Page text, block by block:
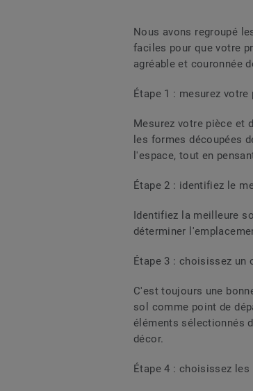
Nous avons regroupé
faciles pour que votre
agréable et couronnée
Étape 1 : mesurez votre
Mesurez votre pièce et
les formes découpées
l'espace, tout en
Étape 2 : identifiez le
Identifiez la meilleure
déterminer
Étape 3 : choisissez un
C'est toujours une
sol comme point de
éléments sélectionnés
décor.
Étape 4 : choisissez les